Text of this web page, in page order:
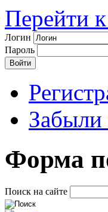
Перейти
Логин
Пароль
Забыли
Форма
Поиск на сайте